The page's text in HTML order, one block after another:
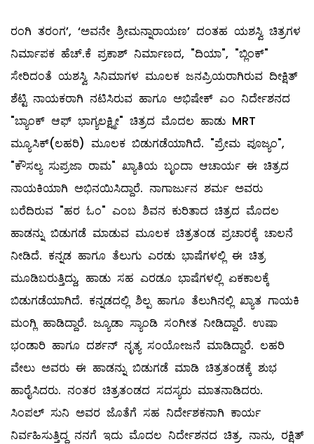
ರಂಗಿ ತರಂಗ’, ‘ಅವನೇ ಶ್ರೀಮನ್ನಾರಾಯಣ’ ದಂತಹ ಯಶಸ್ವಿ ಚಿತ್ರಗಳ
ನಿರ್ಮಾಪಕ ಹೆಚ್.ಕೆ ಪ್ರಕಾಶ್ ನಿರ್ಮಾಣದ, "ದಿಯಾ", "ಬ್ಲಿಂಕ್"
ಸೇರಿದಂತೆ ಯಶಸ್ವಿ ಸಿನಿಮಾಗಳ ಮೂಲಕ ಜನಪ್ರಿಯರಾಗಿರುವ ದೀಕ್ಷಿತ್
ಶೆಟ್ಟಿ ನಾಯಕರಾಗಿ ನಟಿಸಿರುವ ಹಾಗೂ ಅಭಿಷೇಕ್ ಎಂ ನಿರ್ದೇಶನದ
"ಬ್ಯಾಂಕ್ ಆಫ್ ಭಾಗ್ಯಲಕ್ಷ್ಮೀ" ಚಿತ್ರದ ಮೊದಲ ಹಾಡು MRT
ಮ್ಯೂಸಿಕ್(ಲಹರಿ) ಮೂಲಕ ಬಿಡುಗಡೆಯಾಗಿದೆ. "ಪ್ರೇಮ ಪೂಜ್ಯಂ",
"ಕೌಸಲ್ಯ ಸುಪ್ರಜಾ ರಾಮ" ಖ್ಯಾತಿಯ ಬೃಂದಾ ಆಚಾರ್ಯ ಈ ಚಿತ್ರದ
ನಾಯಕಿಯಾಗಿ ಅಭಿನಯಿಸಿದ್ದಾರೆ. ನಾಗಾರ್ಜುನ ಶರ್ಮ ಅವರು
ಬರೆದಿರುವ "ಹರ ಓಂ" ಎಂಬ ಶಿವನ ಕುರಿತಾದ ಚಿತ್ರದ ಮೊದಲ
ಹಾಡನ್ನು ಬಿಡುಗಡೆ ಮಾಡುವ ಮೂಲಕ ಚಿತ್ರತಂಡ ಪ್ರಚಾರಕ್ಕೆ ಚಾಲನೆ
ನೀಡಿದೆ. ಕನ್ನಡ ಹಾಗೂ ತೆಲುಗು ಎರಡು ಭಾಷೆಗಳಲ್ಲಿ ಈ ಚಿತ್ರ
ಮೂಡಿಬರುತ್ತಿದ್ದು, ಹಾಡು ಸಹ ಎರಡೂ ಭಾಷೆಗಳಲ್ಲಿ ಏಕಕಾಲಕ್ಕೆ
ಬಿಡುಗಡೆಯಾಗಿದೆ. ಕನ್ನಡದಲ್ಲಿ ಶಿಲ್ಪ ಹಾಗೂ ತೆಲುಗಿನಲ್ಲಿ ಖ್ಯಾತ ಗಾಯಕಿ
ಮಂಗ್ಲಿ ಹಾಡಿದ್ದಾರೆ. ಜ್ಯೂಡಾ ಸ್ಯಾಂಡಿ ಸಂಗೀತ ನೀಡಿದ್ದಾರೆ. ಉಷಾ
ಭಂಡಾರಿ ಹಾಗೂ ದರ್ಶನ್ ನೃತ್ಯ ಸಂಯೋಜನೆ ಮಾಡಿದ್ದಾರೆ. ಲಹರಿ
ವೇಲು ಅವರು ಈ ಹಾಡನ್ನು ಬಿಡುಗಡೆ ಮಾಡಿ ಚಿತ್ರತಂಡಕ್ಕೆ ಶುಭ
ಹಾರೈಸಿದರು. ನಂತರ ಚಿತ್ರತಂಡದ ಸದಸ್ಯರು ಮಾತನಾಡಿದರು.
ಸಿಂಪಲ್ ಸುನಿ ಅವರ ಜೊತೆಗೆ ಸಹ ನಿರ್ದೇಶಕನಾಗಿ ಕಾರ್ಯ
ನಿರ್ವಹಿಸುತ್ತಿದ್ದ ನನಗೆ ಇದು ಮೊದಲ ನಿರ್ದೇಶನದ ಚಿತ್ರ‌. ನಾನು, ರಕ್ಷಿತ್